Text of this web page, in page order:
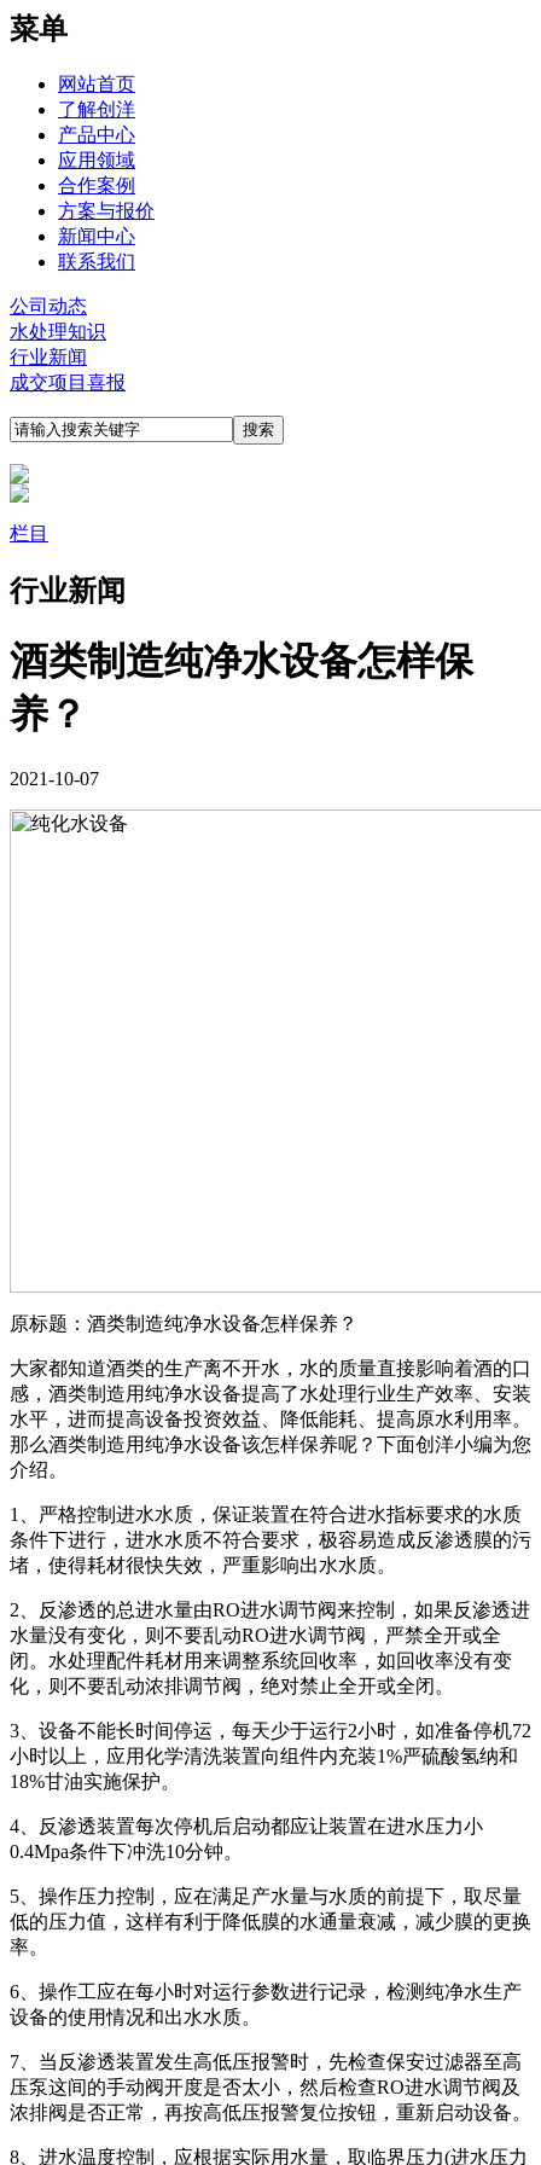
菜单
网站首页
了解创洋
产品中心
应用领域
合作案例
方案与报价
新闻中心
联系我们
公司动态
水处理知识
行业新闻
成交项目喜报
栏目
行业新闻
酒类制造纯净水设备怎样保
养？
2021-10-07
原标题：酒类制造纯净水设备怎样保养？
大家都知道酒类的生产离不开水，水的质量直接影响着酒的口
感，酒类制造用纯净水设备提高了水处理行业生产效率、安装
水平，进而提高设备投资效益、降低能耗、提高原水利用率。
那么酒类制造用纯净水设备该怎样保养呢？下面创洋小编为您
介绍。
1、严格控制进水水质，保证装置在符合进水指标要求的水质
条件下进行，进水水质不符合要求，极容易造成反渗透膜的污
堵，使得耗材很快失效，严重影响出水水质。
2、反渗透的总进水量由RO进水调节阀来控制，如果反渗透进
水量没有变化，则不要乱动RO进水调节阀，严禁全开或全
闭。水处理配件耗材用来调整系统回收率，如回收率没有变
化，则不要乱动浓排调节阀，绝对禁止全开或全闭。
3、设备不能长时间停运，每天少于运行2小时，如准备停机72
小时以上，应用化学清洗装置向组件内充装1%严硫酸氢纳和
18%甘油实施保护。
4、反渗透装置每次停机后启动都应让装置在进水压力小
0.4Mpa条件下冲洗10分钟。
5、操作压力控制，应在满足产水量与水质的前提下，取尽量
低的压力值，这样有利于降低膜的水通量衰减，减少膜的更换
率。
6、操作工应在每小时对运行参数进行记录，检测纯净水生产
设备的使用情况和出水水质。
7、当反渗透装置发生高低压报警时，先检查保安过滤器至高
压泵这间的手动阀开度是否太小，然后检查RO进水调节阀及
浓排阀是否正常，再按高低压报警复位按钮，重新启动设备。
8、进水温度控制，应根据实际用水量，取临界压力(进水压力